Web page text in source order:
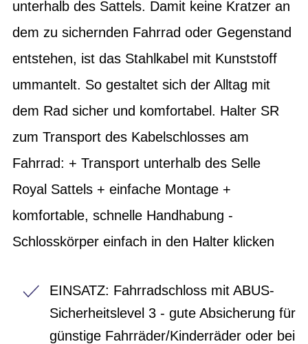
unterhalb des Sattels. Damit keine Kratzer an
dem zu sichernden Fahrrad oder Gegenstand
entstehen, ist das Stahlkabel mit Kunststoff
ummantelt. So gestaltet sich der Alltag mit
dem Rad sicher und komfortabel. Halter SR
zum Transport des Kabelschlosses am
Fahrrad: + Transport unterhalb des Selle
Royal Sattels + einfache Montage +
komfortable, schnelle Handhabung -
Schlosskörper einfach in den Halter klicken
EINSATZ: Fahrradschloss mit ABUS-
Sicherheitslevel 3 - gute Absicherung für
günstige Fahrräder/Kinderräder oder bei